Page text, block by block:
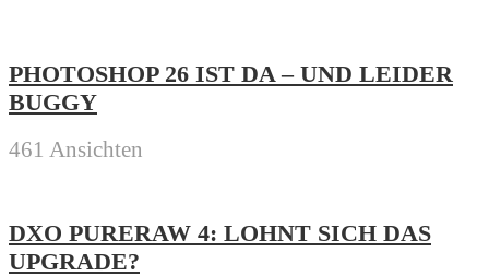
PHOTOSHOP 26 IST DA – UND LEIDER
BUGGY
461 Ansichten
DXO PURERAW 4: LOHNT SICH DAS
UPGRADE?